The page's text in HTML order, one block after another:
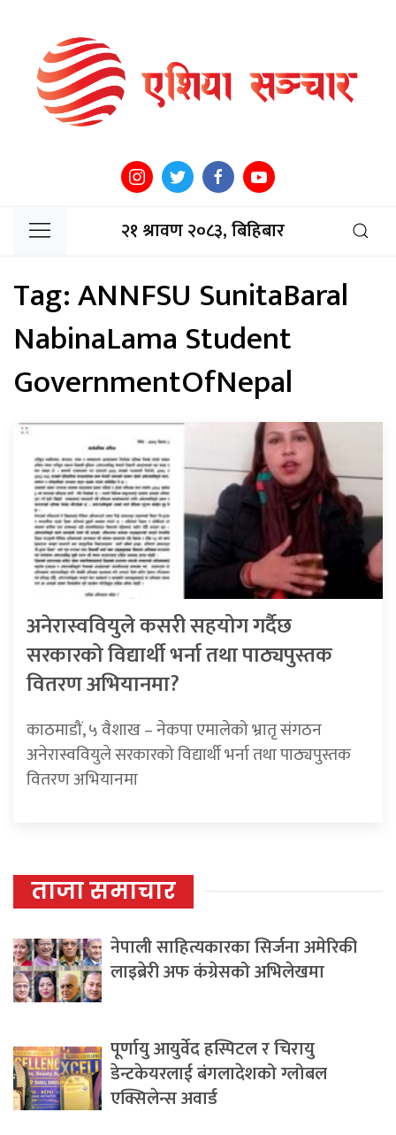
२१ श्रावण २०८३, बिहिबार
Tag:ANNFSU SunitaBaral
NabinaLama Student
GovernmentOfNepal
अनेरास्ववियुले कसरी सहयोग गर्दैछ
सरकारको विद्यार्थी भर्ना तथा पाठ्यपुस्तक
वितरण अभियानमा?
काठमाडौं, ५ वैशाख – नेकपा एमालेको भ्रातृ संगठन
अनेरास्ववियुले सरकारको विद्यार्थी भर्ना तथा पाठ्यपुस्तक
वितरण अभियानमा
ताजा समाचार
नेपाली साहित्यकारका सिर्जना अमेरिकी
लाइब्रेरी अफ कंग्रेसको अभिलेखमा
पूर्णायु आयुर्वेद हस्पिटल र चिरायु
डेन्टकेयरलाई बंगलादेशको ग्लोबल
एक्सिलेन्स अवार्ड